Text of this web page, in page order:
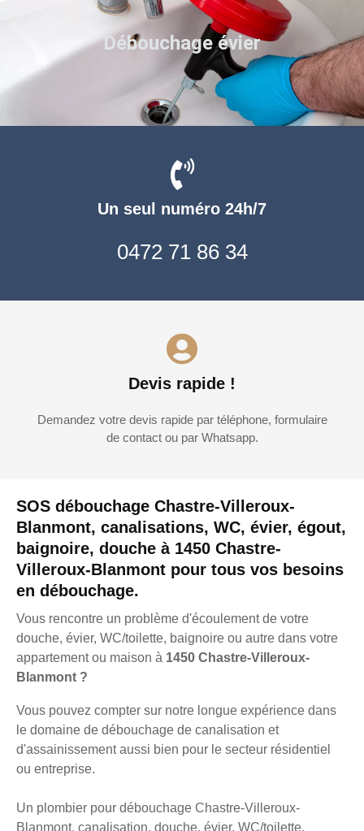
SOS débouchage Chastre-Villeroux-
Blanmont, canalisations, WC, évier, égout,
baignoire, douche à 1450 Chastre-
Villeroux-Blanmont pour tous vos besoins
en débouchage.
Vous rencontre un problème d'écoulement de votre
douche, évier, WC/toilette, baignoire ou autre dans votre
appartement ou maison à 1450 Chastre-Villeroux-
Blanmont ?
Vous pouvez compter sur notre longue expérience dans
le domaine de débouchage de canalisation et
d'assainissement aussi bien pour le secteur résidentiel
ou entreprise.
Un plombier pour débouchage Chastre-Villeroux-
Blanmont, canalisation, douche, évier, WC/toilette,
Un seul numéro 24h/7
0472 71 86 34
Devis rapide !
Demandez votre devis rapide par téléphone, formulaire
de contact ou par Whatsapp.
Débouchage évier